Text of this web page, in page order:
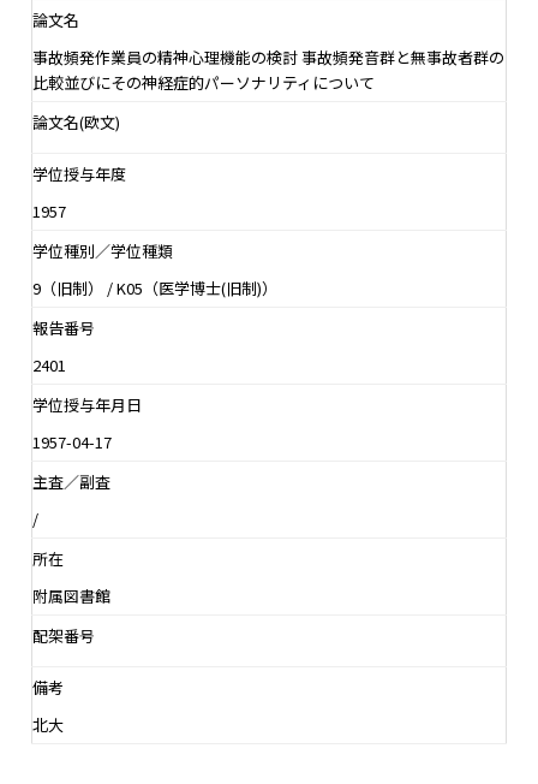
論文名
事故頻発作業員の精神心理機能の検討 事故頻発音群と無事故者群の
比較並びにその神経症的パーソナリティについて
論文名(欧文)
学位授与年度
1957
学位種別／学位種類
9（旧制） / K05（医学博士(旧制)）
報告番号
2401
学位授与年月日
1957-04-17
主査／副査
/
所在
附属図書館
配架番号
備考
北大